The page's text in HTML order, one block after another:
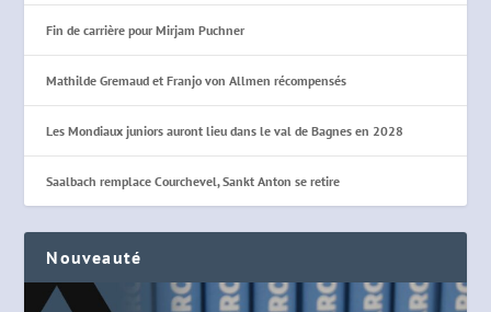
Fin de carrière pour Mirjam Puchner
Mathilde Gremaud et Franjo von Allmen récompensés
Les Mondiaux juniors auront lieu dans le val de Bagnes en 2028
Saalbach remplace Courchevel, Sankt Anton se retire
Nouveauté